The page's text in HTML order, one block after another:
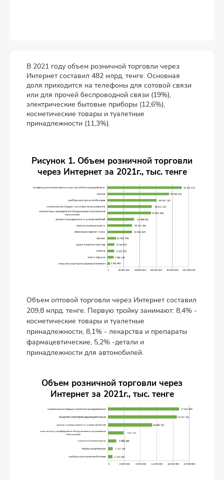
В 2021 году объем розничной торговли через
Интернет составил 482 млрд. тенге. Основная
доля приходится на телефоны для сотовой связи
или для прочей беспроводной связи (19%),
электрические бытовые приборы (12,6%),
косметические товары и туалетные
принадлежности (11,3%).
Рисунок 1. Объем розничной торговли
через Интернет за 2021г., тыс. тенге
Объем оптовой торговли через Интернет составил
209,8 млрд. тенге. Первую тройку занимают: 8,4% -
косметические товары и туалетные
принадлежности, 8,1% - лекарства и препараты
фармацевтические, 5,2% -детали и
принадлежности для автомобилей.
Объем розничной торговли через
Интернет за 2021г., тыс. тенге